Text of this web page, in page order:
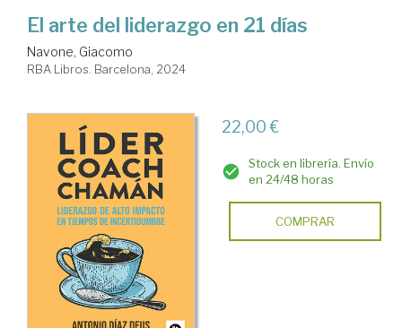
El arte del liderazgo en 21 días
Navone, Giacomo
RBA Libros. Barcelona, 2024
22,00 €
Stock en librería. Envío
en 24/48 horas
COMPRAR